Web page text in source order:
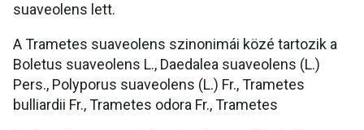
suaveolens lett.
A Trametes suaveolens szinonimái közé tartozik a
Boletus suaveolens L., Daedalea suaveolens (L.)
Pers., Polyporus suaveolens (L.) Fr., Trametes
bulliardii Fr., Trametes odora Fr., Trametes